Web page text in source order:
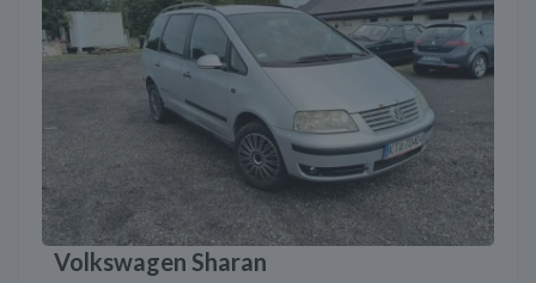
Volkswagen Sharan